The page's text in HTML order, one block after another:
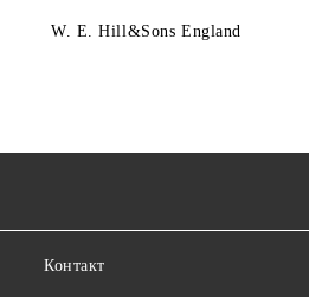
W. E. Hill&Sons England
Контакт